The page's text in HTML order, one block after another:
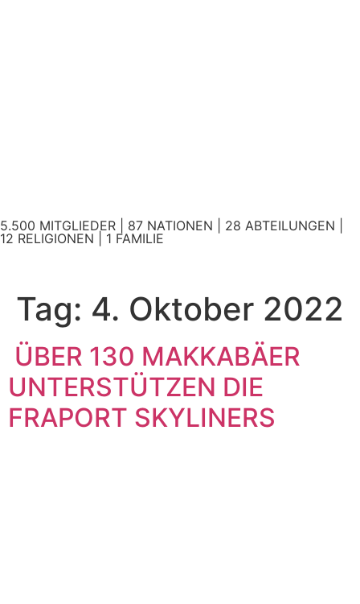
5.500 MITGLIEDER | 87 NATIONEN | 28 ABTEILUNGEN |
12 RELIGIONEN | 1 FAMILIE
Tag: 4. Oktober 2022
ÜBER 130 MAKKABÄER
UNTERSTÜTZEN DIE
FRAPORT SKYLINERS